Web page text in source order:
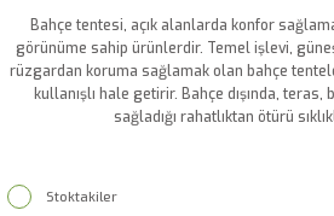
Bahçe tentesi, açık alanlarda konfor
görünüme sahip ürünlerdir. Temel işlevi,
rüzgardan koruma sağlamak olan bahçe
kullanışlı hale getirir. Bahçe dışında,
sağladığı rahatlıktan ötürü
Stoktakiler